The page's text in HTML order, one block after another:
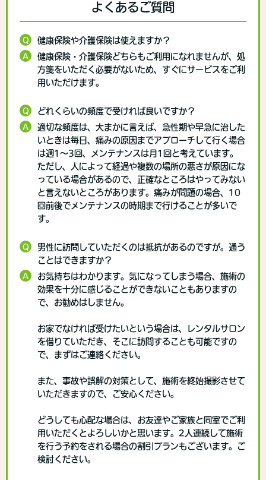
よくあるご質問
Q 健康保険や介護保険は使えますか？
A
健康保険・介護保険どちらもご利用になれませんが、処
方箋をいただく必要がないため、すぐにサービスをご利
用いただけます。
Q どれくらいの頻度で受ければ良いですか？
A
適切な頻度は、大まかに言えば、急性期や早急に治した
いときは毎日、痛みの原因までアプローチして行く場合
は週1〜3回、メンテナンスは月1回と考えています。
ただし、人によって経過や複数の場所の悪さが原因にな
っている場合があるので、正確なところはやってみない
と言えないところがあります。痛みが問題の場合、10
回前後でメンテナンスの時期まで行けることが多いで
す。
Q
男性に訪問していただくのは抵抗があるのですが。通う
ことはできますか？
A
お気持ちはわかります。気になってしまう場合、施術の
効果を十分に感じることができないこともありますの
で、お勧めはしません。
お家でなければ受けたいという場合は、
レンタルサロン
を借りていただき、そこに訪問することも可能ですの
で、まずはご連絡ください。
また、事故や誤解の対策として、施術を終始撮影させて
いただきますので、ご安心ください。
どうしても心配な場合は、お友達やご家族と同室でご利
用いただくとよろしいかと思います。 2人連続して施術
を行う予約をされる場合の割引プランもございます。
ご
検討ください。